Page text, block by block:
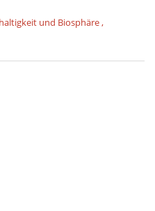
und Biosphäre,